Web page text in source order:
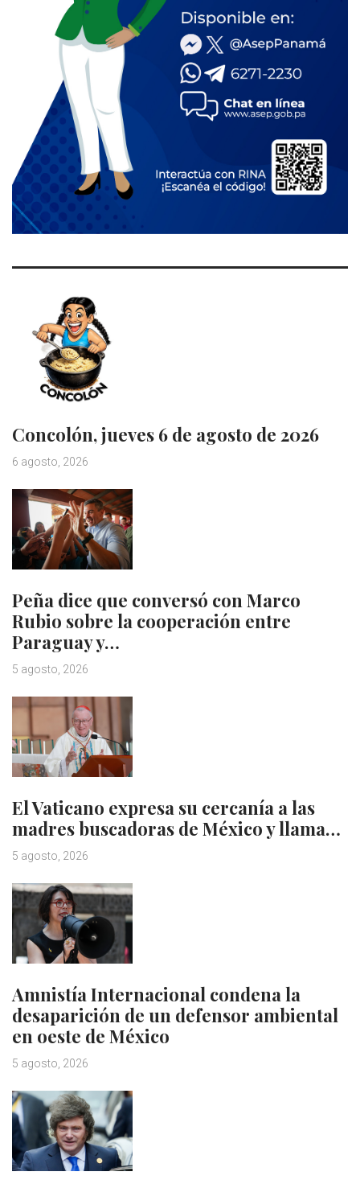
Concolón, jueves 6 de agosto de 2026
6 agosto, 2026
Peña dice que conversó con Marco
Rubio sobre la cooperación entre
Paraguay y…
5 agosto, 2026
El Vaticano expresa su cercanía a las
madres buscadoras de México y llama…
5 agosto, 2026
Amnistía Internacional condena la
desaparición de un defensor ambiental
en oeste de México
5 agosto, 2026